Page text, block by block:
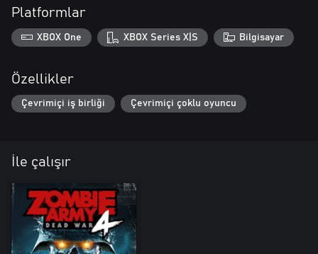
Platformlar
XBOX One XBOX Series X|S Bilgisayar
Özellikler
Çevrimiçi iş birliği Çevrimiçi çoklu oyuncu
İle çalışır